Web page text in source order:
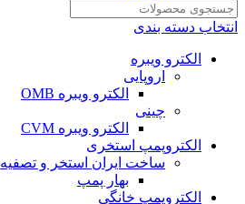
انتخاب دسته بندی
الکترو ویبره
اروپایی
الکترو ویبره OMB
چینی
الکترو ویبره CVM
الکتروپمپ استخری
ساخت ایران استخر و تصفیه
بهار پمپ
الکتروپمپ خانگی